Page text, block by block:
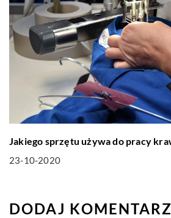
Jakiego sprzętu używa do pracy
23-10-2020
DODAJ KOMENTARZ